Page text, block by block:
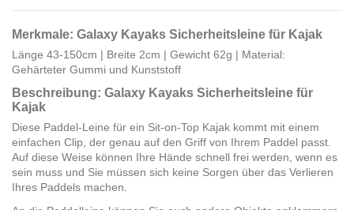
Merkmale: Galaxy Kayaks Sicherheitsleine für Kajak
Länge 43-150cm | Breite 2cm | Gewicht 62g | Material:
Gehärteter Gummi und Kunststoff
Beschreibung: Galaxy Kayaks Sicherheitsleine für
Kajak
Diese Paddel-Leine für ein Sit-on-Top Kajak kommt mit einem
einfachen Clip, der genau auf den Griff von Ihrem Paddel passt.
Auf diese Weise können Ihre Hände schnell frei werden, wenn es
sein muss und Sie müssen sich keine Sorgen über das Verlieren
Ihres Paddels machen.